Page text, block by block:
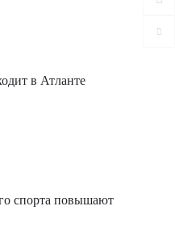
в Атланте
спорта повышают